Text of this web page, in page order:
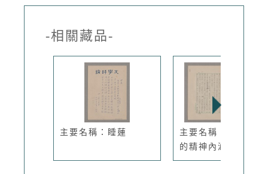
-相關藏品-
主要名稱：睡蓮
主要名稱：中國電影
的精神內涵